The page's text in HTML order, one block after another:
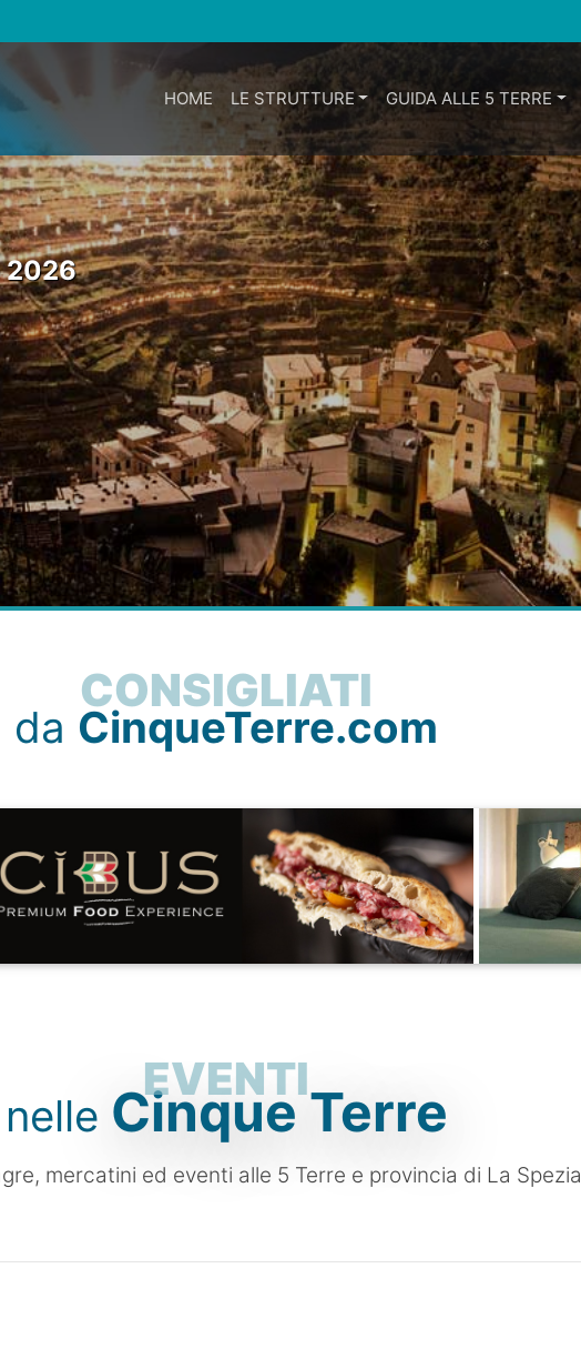
HOME LE STRUTTURE GUIDA ALLE 5 TERRE
2026
CONSIGLIATI
da CinqueTerre.com
EVENTI
nelle Cinque Terre
mercatini ed eventi alle 5 Terre e provincia di La Spezia